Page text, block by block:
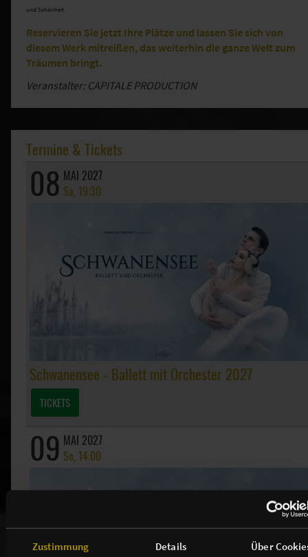
Zustimmung Details Über
und Schönheit.
Reservieren Sie jetzt Ihre Plätze und lassen Sie sich von
diesem Werk mitreißen, das weiterhin die ganze Welt zum
Träumen bringt.
Veranstalter: CAPITALE PRODUCTION
Termine & Tickets
08 MAI 2027
Sa, 19:30
Schwanensee - Ballett mit Orchester 2027
TICKETS
09 MAI 2027
So, 14:00